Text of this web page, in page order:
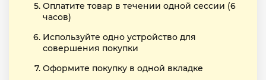
Оплатите товар в течении одной сессии (6
часов)
Используйте одно устройство для
совершения покупки
Оформите покупку в одной вкладке